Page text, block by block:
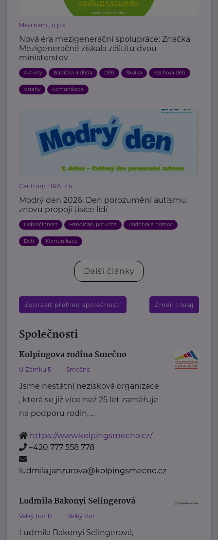
Mezi námi, o.p.s.
Nová éra mezigenerační spolupráce: Značka
Mezigeneračně získala záštitu dvou
ministerstev
Aktivity Babička a děda Děti Školka Výchova dětí
Vztahy Komunikace
Centrum LIRA, z.ú.
Modrý den 2026: Den porozumění autismu
znovu propojí tisíce lidí
Dobročinnost Handicap, porucha Podpora a pomoc
Děti Komunikace
Další články
Zobrazit přehled společností Změnit kraj
Společnosti
Kolpingova rodina Smečno
U Zámku 5 Smečno
Jsme nestátní nezisková organizace
, která se již více než 25 let zaměřuje
na podporu rodin, ...
https://www.kolpingsmecno.cz/
+420 777 558 778
ludmila.janzurova@kolpingsmecno.cz
Ludmila Bakonyi Selingerová
Velký bor 17 Velký Bor
Ludmila Bakonyi Selingerová,